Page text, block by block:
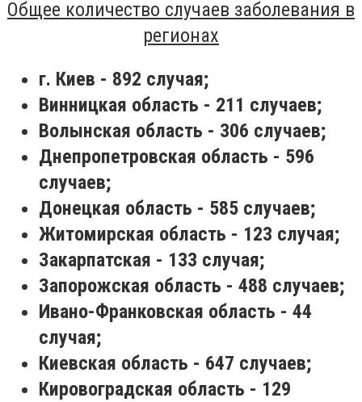
Общее количество случаев заболевания в
регионах
г. Киев - 892 случая;
Винницкая область - 211 случаев;
Волынская область - 306 случаев;
Днепропетровская область - 596
случаев;
Донецкая область - 585 случаев;
Житомирская область - 123 случая;
Закарпатская - 133 случая;
Запорожская область - 488 случаев;
Ивано-Франковская область - 44
случая;
Киевская область - 647 случаев;
Кировоградская область - 129